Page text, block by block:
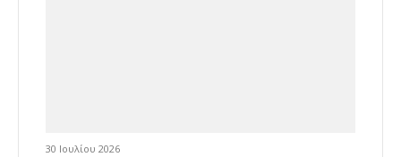
30 Ιουλίου 2026